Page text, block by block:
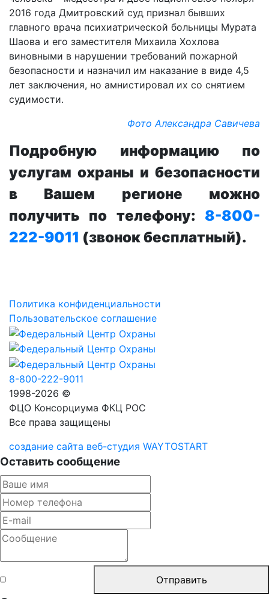
2016 года Дмитровский суд признал бывших
главного врача психиатрической больницы Мурата
Шаова и его заместителя Михаила Хохлова
виновными в нарушении требований пожарной
безопасности и назначил им наказание в виде 4,5
лет заключения, но амнистировал их со снятием
судимости.
Фото Александра Савичева
Подробную информацию по
услугам охраны и безопасности
в Вашем регионе можно
получить по телефону: 8-800-
222-9011 (звонок бесплатный).
Политика конфиденциальности
Пользовательское соглашение
8-800-222-9011
1998-2026 ©
ФЦО Консорциума ФКЦ РОС
Все права защищены
создание сайта веб-студия WAYTOSTART
Оставить сообщение
Отправить